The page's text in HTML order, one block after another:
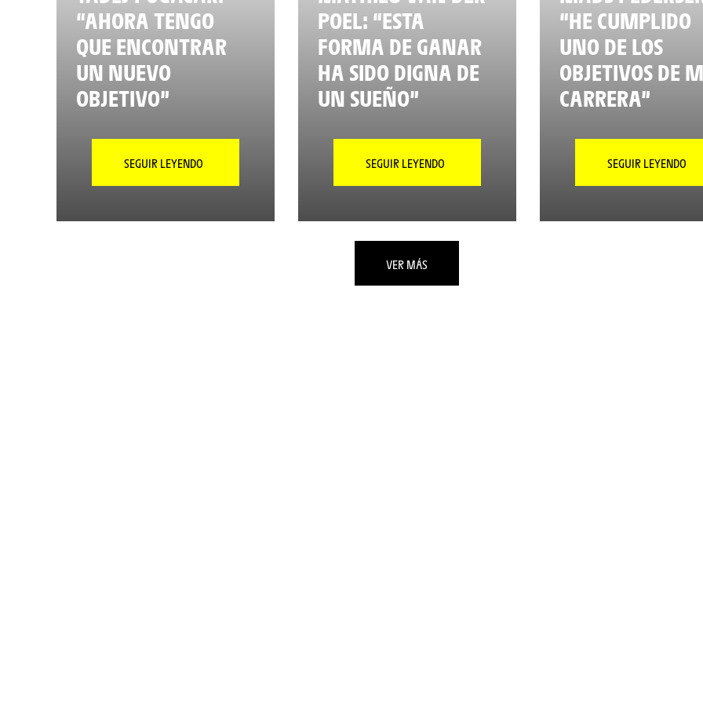
“AHORA TENGO
QUE ENCONTRAR
UN NUEVO
OBJETIVO”
SEGUIR LEYENDO
POEL: “ESTA
FORMA DE GANAR
HA SIDO DIGNA DE
UN SUEÑO”
SEGUIR LEYENDO
“HE CUMPLIDO
UNO DE LOS
OBJETIVOS DE
CARRERA”
SEGUIR LEYENDO
VER MÁS